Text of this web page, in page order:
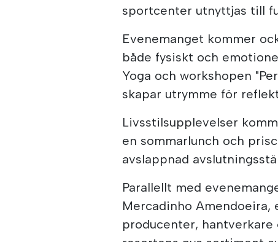
sportcenter utnyttjas till
Evenemanget kommer
både fysiskt och
Yoga och workshopen
skapar utrymme för
Livsstilsupplevelser
en sommarlunch och
avslappnad
Parallellt med
Mercadinho Amendoeira,
producenter,